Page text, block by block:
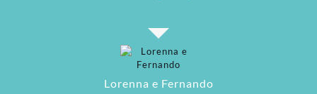
Lorenna e Fernando